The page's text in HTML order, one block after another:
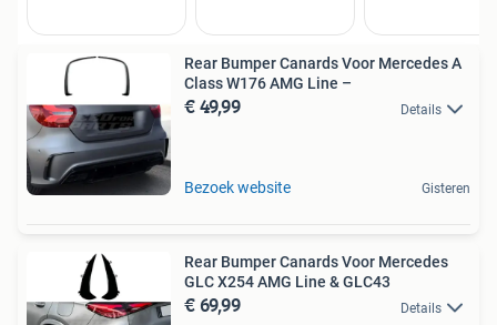
Rear Bumper Canards Voor Mercedes A
Class W176 AMG Line –
€ 49,99 Details
Bezoek website Gisteren
Rear Bumper Canards Voor Mercedes
GLC X254 AMG Line & GLC43
€ 69,99 Details